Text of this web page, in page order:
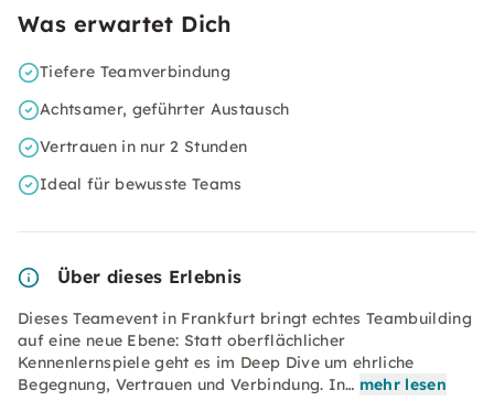
Was erwartet Dich
Tiefere Teamverbindung
Achtsamer, geführter Austausch
Vertrauen in nur 2 Stunden
Ideal für bewusste Teams
Über dieses Erlebnis
Dieses Teamevent in Frankfurt bringt echtes Teambuilding
auf eine neue Ebene: Statt oberflächlicher
Kennenlernspiele geht es im Deep Dive um ehrliche
Begegnung, Vertrauen und Verbindung. In… mehr lesen